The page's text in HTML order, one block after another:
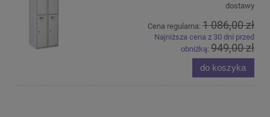
dostawy
Cena regularna: 1 086,00 zł
Najniższa cena z 30 dni przed
obniżką: 949,00 zł
do koszyka